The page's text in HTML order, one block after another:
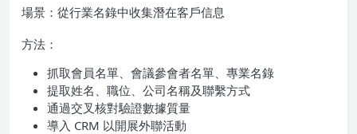
場景：從行業名錄中收集潛在客戶信息
方法：
抓取會員名單、會議參會者名單、專業名錄
提取姓名、職位、公司名稱及聯繫方式
通過交叉核對驗證數據質量
導入 CRM 以開展外聯活動